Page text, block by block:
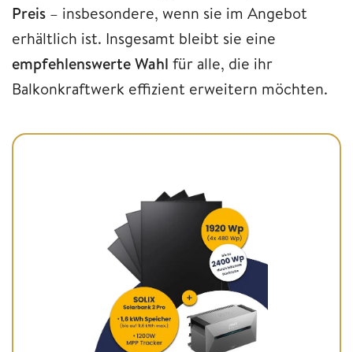
Preis – insbesondere, wenn sie im Angebot
erhältlich ist. Insgesamt bleibt sie eine
empfehlenswerte Wahl für alle, die ihr
Balkonkraftwerk effizient erweitern möchten.